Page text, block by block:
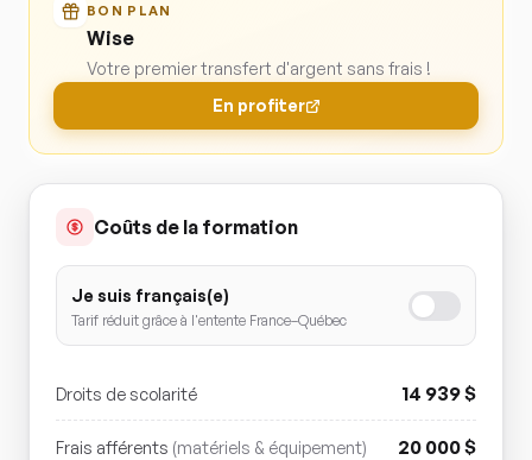
BON PLAN
Wise
Votre premier transfert d'argent sans frais !
En profiter
Coûts de la formation
Je suis français(e)
Tarif réduit grâce à l'entente France–Québec
Droits de scolarité 14 939$
Frais afférents (matériels & équipement) 20 000$